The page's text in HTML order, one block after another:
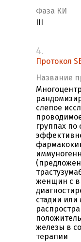
Фаза КИ
4.
Протокол
Название
слепое
группах
женщин с
стадии или
железы в
терапии